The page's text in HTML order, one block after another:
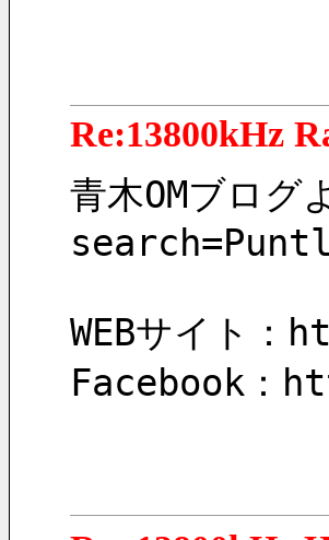
Re:13800kHz
青木OMブ
WEBサイト
Facebook：